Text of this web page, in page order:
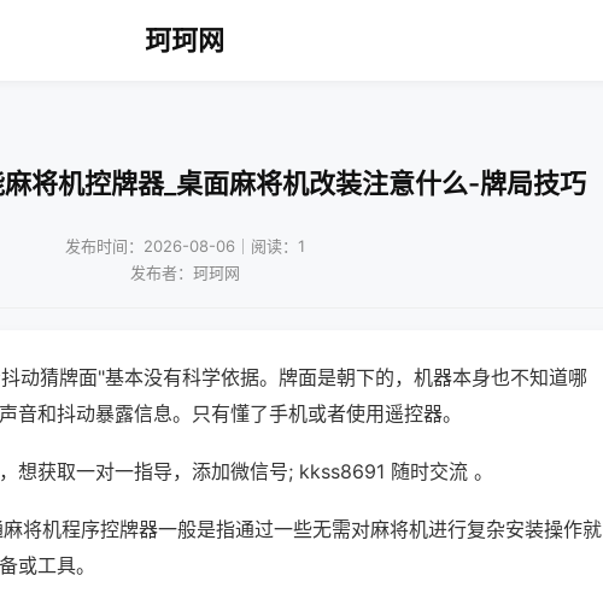
珂珂网
将机控牌器_桌面麻将机改装注意什么-牌局技巧
发布时间：2026-08-06｜阅读：1
发布者：珂珂网
动猜牌面"基本没有科学依据。牌面是朝下的，机器本身也不知道哪
音和抖动暴露信息。只有懂了手机或者使用遥控器。
想获取一对一指导，添加微信号; kkss8691 随时交流 。
将机程序控牌器一般是指通过一些无需对麻将机进行复杂安装操作就
或工具。